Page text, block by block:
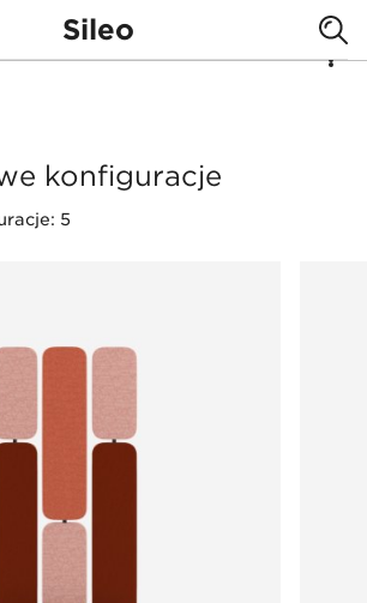
Sileo
konfiguracje
5